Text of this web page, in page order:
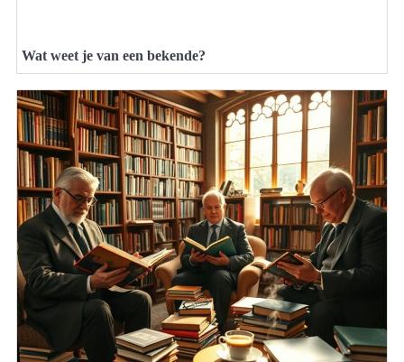
Wat weet je van een bekende?